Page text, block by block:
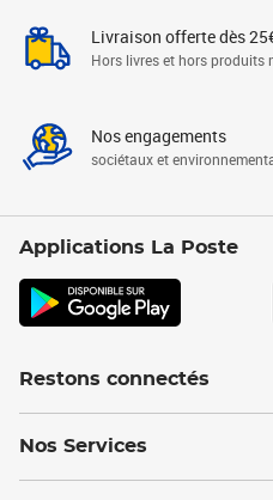
Livraison offerte dès
Hors livres et hors produits
Nos engagements
sociétaux et
Applications La Poste
Restons connectés
Nos Services